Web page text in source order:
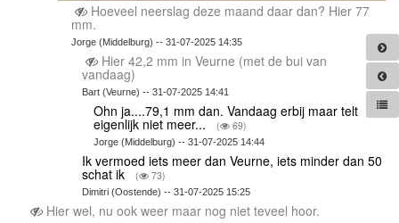
Hoeveel neerslag deze maand daar dan? Hier 77
mm.
Jorge (Middelburg) -- 31-07-2025 14:35
Hier 42,2 mm in Veurne (met de bui van
vandaag)
Bart (Veurne) -- 31-07-2025 14:41
Ohn ja....79,1 mm dan. Vandaag erbij maar telt
eigenlijk niet meer... ( 69)
Jorge (Middelburg) -- 31-07-2025 14:44
Ik vermoed iets meer dan Veurne, iets minder dan 50
schat ik ( 73)
Dimitri (Oostende) -- 31-07-2025 15:25
Hier wel, nu ook weer maar nog niet teveel hoor.